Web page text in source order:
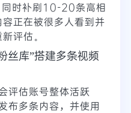
时补刷10-20条高相
正在被很多人看到并
评估。
丝库”搭建多条视频
评估账号整体活跃
布多条内容，并使用